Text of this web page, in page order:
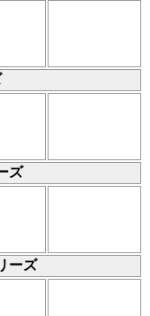
ズ
ーズ